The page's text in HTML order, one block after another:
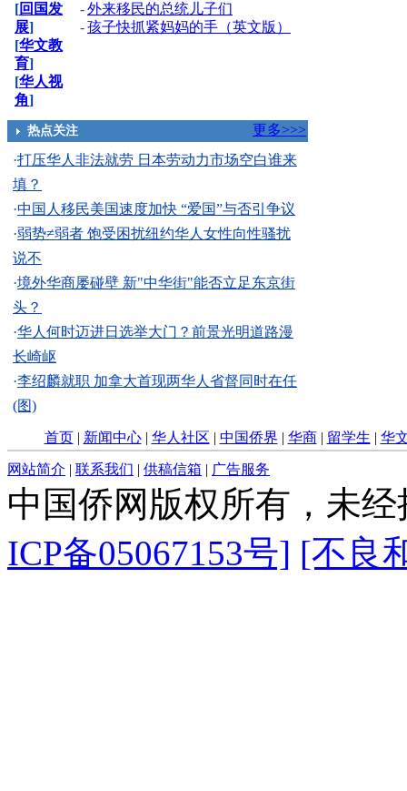
[回国发
展]
[华文教
育]
[华人视
角]
- 外来移民的总统儿子们
- 孩子快抓紧妈妈的手（英文版）
热点关注
更多>>>
·打压华人非法就劳 日本劳动力市场空白谁来
填？
·中国人移民美国速度加快 “爱国”与否引争议
·弱势≠弱者 饱受困扰纽约华人女性向性骚扰
说不
·境外华商屡碰壁 新"中华街"能否立足东京街
头？
·华人何时迈进日选举大门？前景光明道路漫
长崎岖
·李绍麟就职 加拿大首现两华人省督同时在任
(图)
首页| 新闻中心| 华人社区 | 中国侨界 | 华商| 留学生 | 华
网站简介 | 联系我们 | 供稿信箱 | 广告服务
中国侨网版权所有，未
ICP备05067153号] [不良